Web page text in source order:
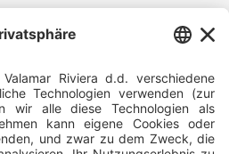
Sie Ihr Urlaubserlebnis mit uns!